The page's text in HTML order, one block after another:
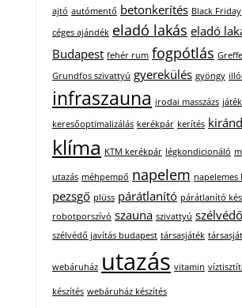
ajtó autómentő betonkerítés Black Friday
céges ajándék eladó lakás eladó
Budapest fehér rum fogpótlás
Grundfos szivattyú gyerekülés gyöngy
infraszauna irodai masszázs
keresőoptimalizálás kerékpár kerítés
klíma KTM kerékpár légkondicionáló
utazás méhpempő napelem napelemes
pezsgő plüss párátlanító párátlanító
robotporszívó szauna szivattyú
szélvédő javítás budapest társasjáték
webáruház utazás vitamin
készítés webáruház készítés